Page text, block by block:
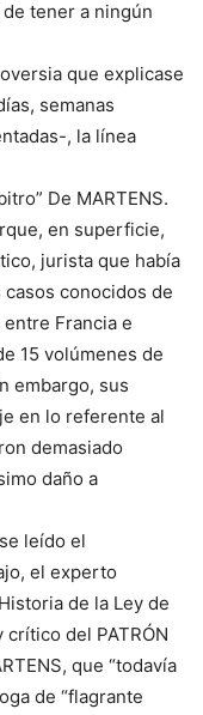
tener a ningún
que explicase
semanas
, la línea
De MARTENS.
en superficie,
jurista que había
conocidos de
Francia e
15 volúmenes de
embargo, sus
en lo referente al
demasiado
daño a
leído el
el experto
de la Ley de
del PATRÓN
que “todavía
de “flagrante